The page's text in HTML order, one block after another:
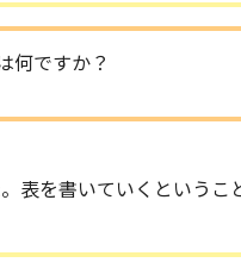
何ですか？
表を書いていくというこ